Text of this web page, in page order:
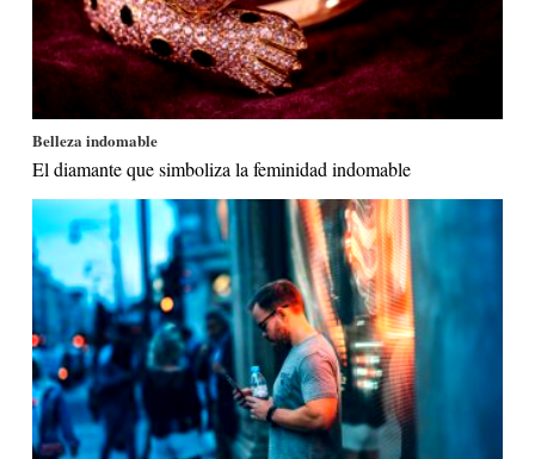
Belleza indomable
El diamante que simboliza la feminidad indomable